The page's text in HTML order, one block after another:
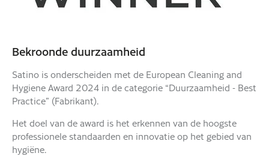
Bekroonde duurzaamheid
Satino is onderscheiden met de European Cleaning and
Hygiene Award 2024 in de categorie “Duurzaamheid - Best
Practice” (Fabrikant).
Het doel van de award is het erkennen van de hoogste
professionele standaarden en innovatie op het gebied van
hygiëne.